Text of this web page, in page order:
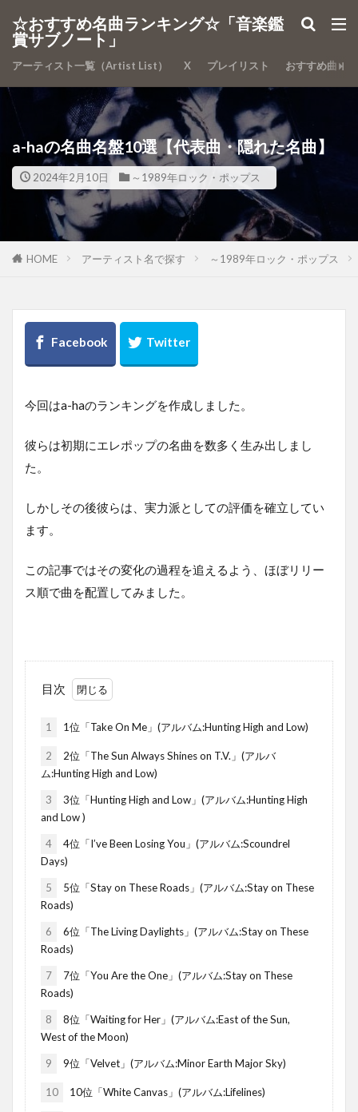
☆おすすめ名曲ランキング☆「音楽鑑
賞サブノート」
アーティスト一覧（Artist List） X プレイリスト おすすめ曲
a-haの名曲名盤10選【代表曲・隠れた名曲】
2024年2月10日 ～1989年ロック・ポップス
HOME アーティスト名で探す ～1989年ロック・ポップス
今回はa-haのランキングを作成しました。
彼らは初期にエレポップの名曲を数多く生み出しまし
た。
しかしその後彼らは、実力派としての評価を確立してい
ます。
この記事ではその変化の過程を追えるよう、ほぼリリー
ス順で曲を配置してみました。
目次
1 1位「Take On Me」(アルバム:Hunting High and Low)
2
2位「The Sun Always Shines on T.V.」(アルバ
ム:Hunting High and Low)
3
3位「Hunting High and Low」(アルバム:Hunting High
and Low )
4
4位「I’ve Been Losing You」(アルバム:Scoundrel
Days)
5
5位「Stay on These Roads」(アルバム:Stay on These
Roads)
6
6位「The Living Daylights」(アルバム:Stay on These
Roads)
7
7位「You Are the One」(アルバム:Stay on These
Roads)
8
8位「Waiting for Her」(アルバム:East of the Sun,
West of the Moon)
9 9位「Velvet」(アルバム:Minor Earth Major Sky)
10 10位「White Canvas」(アルバム:Lifelines)
検索